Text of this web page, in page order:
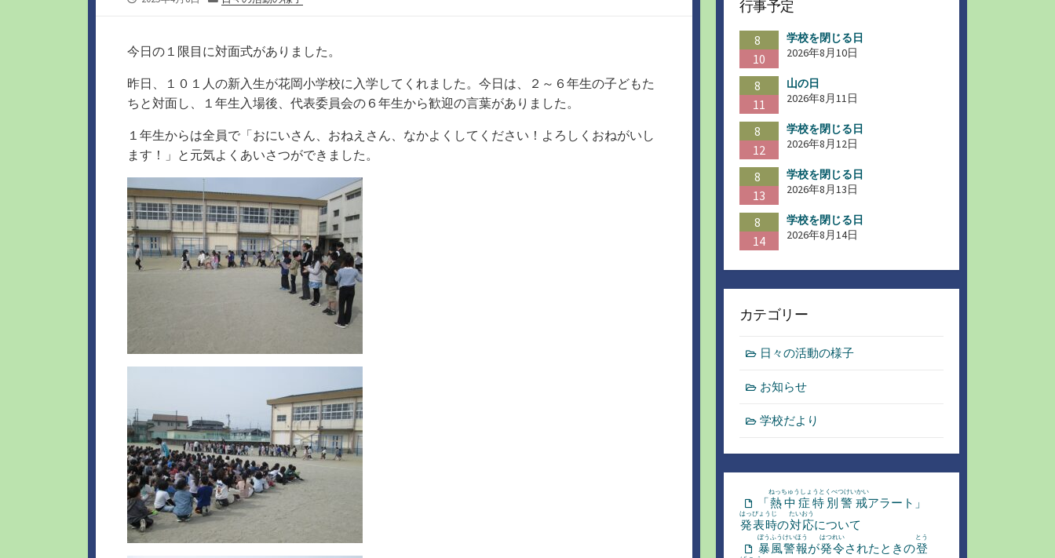
リ
ー
今日の１限目に対面式がありました。
昨日、１０１人の新入生が花岡小学校に入学してくれました。今日は、２～６年生の子どもた
ちと対面し、１年生入場後、代表委員会の６年生から歓迎の言葉がありました。
１年生からは全員で「おにいさん、おねえさん、なかよくしてください！よろしくおねがいし
ます！」と元気よくあいさつができました。
行事予定
8
10
学校を閉じる日
2026年8月10日
8
11
山の日
2026年8月11日
8
12
学校を閉じる日
2026年8月12日
8
13
学校を閉じる日
2026年8月13日
8
14
学校を閉じる日
2026年8月14日
カテゴリー
日々の活動の様子
お知らせ
学校だより
「熱中症特別警戒
ねっちゅうしょうとくべつけいかい
アラート」
発表時
はっぴょうじ
の対応
たいおう
について
暴風
ぼうふう
警報
けいほう
が発令
はつれい
されたときの登
とう